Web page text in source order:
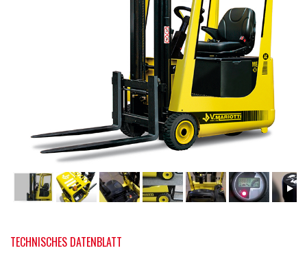
TECHNISCHES DATENBLATT